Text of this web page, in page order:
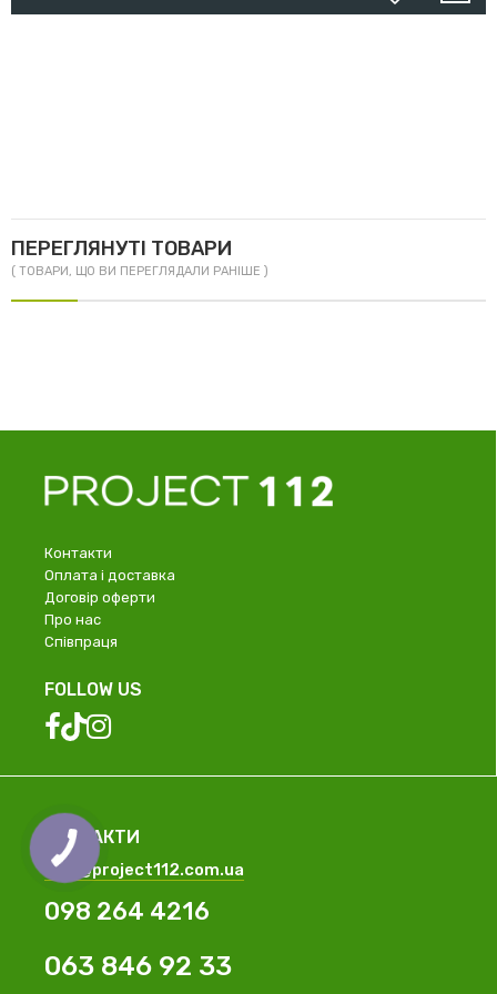
ПЕРЕГЛЯНУТІ ТОВАРИ
( ТОВАРИ, ЩО ВИ ПЕРЕГЛЯДАЛИ РАНІШЕ )
Контакти
Оплата і доставка
Договір оферти
Про нас
Співпраця
FOLLOW US
КОНТАКТИ
info@project112.com.ua
098 264 4216
063 846 92 33